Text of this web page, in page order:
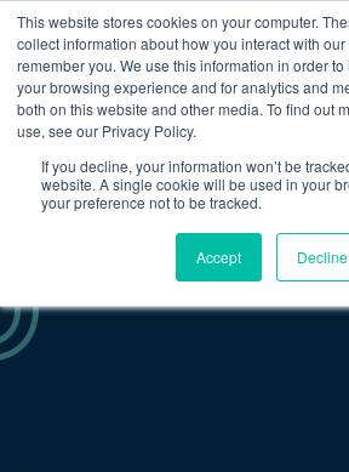
This website stores cookies on your computer.
collect information about how you interact with
remember you. We use this information in order
your browsing experience and for analytics and
both on this website and other media. To find out
use, see our Privacy Policy.
If you decline, your information won’t be
website. A single cookie will be used in your
your preference not to be tracked.
Accept Decline